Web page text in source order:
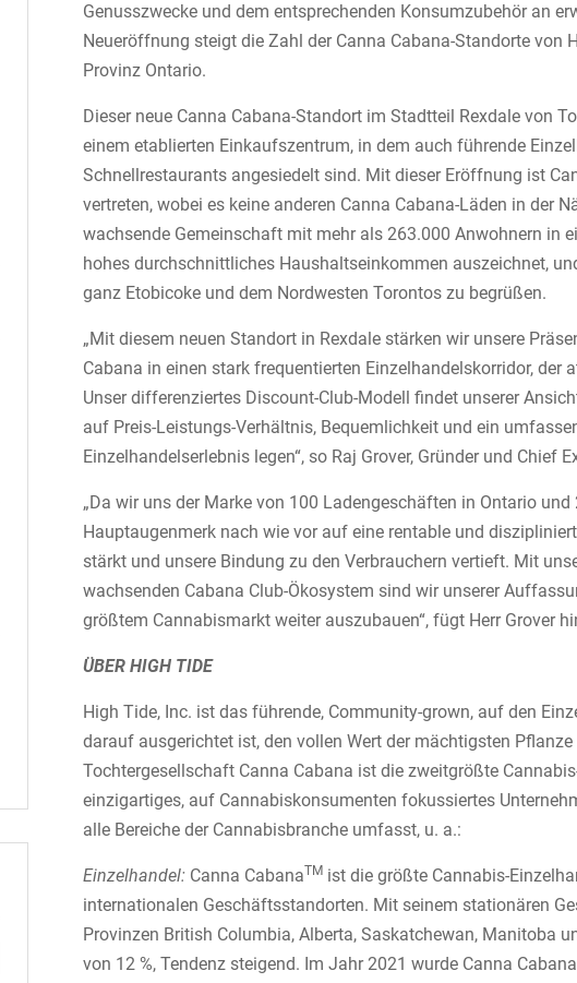
Genusszwecke und dem entsprechenden Konsumzubehör an
Neueröffnung steigt die Zahl der Canna Cabana-Standorte von
Provinz Ontario.
Dieser neue Canna Cabana-Standort im Stadtteil Rexdale von
einem etablierten Einkaufszentrum, in dem auch führende
Schnellrestaurants angesiedelt sind. Mit dieser Eröffnung ist
vertreten, wobei es keine anderen Canna Cabana-Läden in der
wachsende Gemeinschaft mit mehr als 263.000 Anwohnern in
hohes durchschnittliches Haushaltseinkommen auszeichnet,
ganz Etobicoke und dem Nordwesten Torontos zu begrüßen.
„Mit diesem neuen Standort in Rexdale stärken wir unsere
Cabana in einen stark frequentierten Einzelhandelskorridor,
Unser differenziertes Discount-Club-Modell findet unserer
auf Preis-Leistungs-Verhältnis, Bequemlichkeit und ein
Einzelhandelserlebnis legen“, so Raj Grover, Gründer und Chief
„Da wir uns der Marke von 100 Ladengeschäften in Ontario
Hauptaugenmerk nach wie vor auf eine rentable und
stärkt und unsere Bindung zu den Verbrauchern vertieft. Mit
wachsenden Cabana Club-Ökosystem sind wir unserer
größtem Cannabismarkt weiter auszubauen“, fügt Herr Grover
ÜBER HIGH TIDE
High Tide, Inc. ist das führende, Community-grown, auf den
darauf ausgerichtet ist, den vollen Wert der mächtigsten
Tochtergesellschaft Canna Cabana ist die zweitgrößte
einzigartiges, auf Cannabiskonsumenten fokussiertes
alle Bereiche der Cannabisbranche umfasst, u. a.:
Einzelhandel: Canna CabanaTM ist die größte Cannabis-
internationalen Geschäftsstandorten. Mit seinem stationären
Provinzen British Columbia, Alberta, Saskatchewan, Manitoba
von 12 %, Tendenz steigend. Im Jahr 2021 wurde Canna